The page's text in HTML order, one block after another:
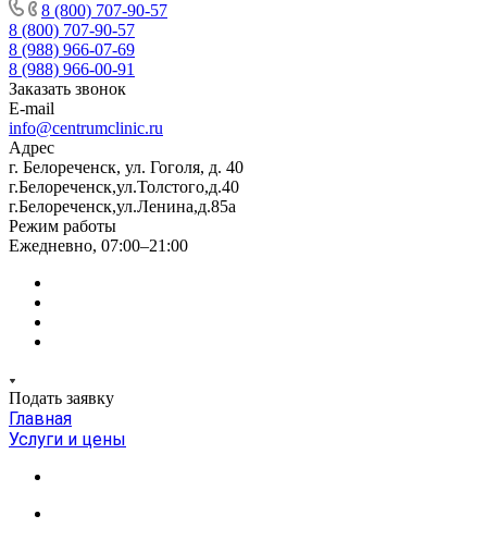
8 (800) 707-90-57
8 (800) 707-90-57
8 (988) 966-07-69
8 (988) 966-00-91
Заказать звонок
E-mail
info@centrumclinic.ru
Адрес
г. Белореченск, ул. Гоголя, д. 40
г.Белореченск,ул.Толстого,д.40
г.Белореченск,ул.Ленина,д.85а
Режим работы
Ежедневно, 07:00–21:00
Подать заявку
Главная
Услуги и цены